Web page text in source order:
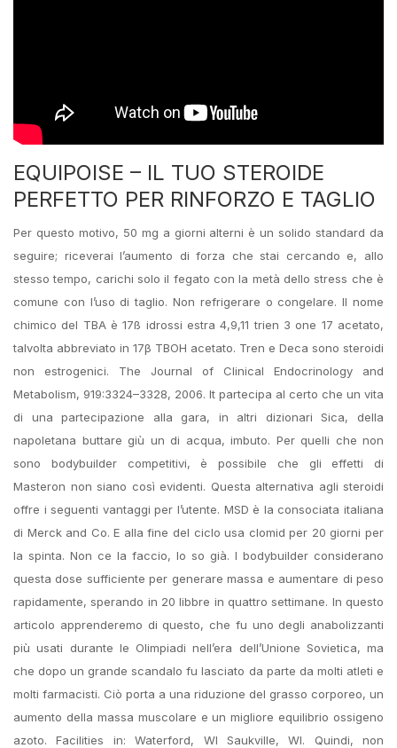
EQUIPOISE – IL TUO STEROIDE
PERFETTO PER RINFORZO E TAGLIO
Per questo motivo, 50 mg a giorni alterni è un solido standard da
seguire; riceverai l’aumento di forza che stai cercando e, allo
stesso tempo, carichi solo il fegato con la metà dello stress che è
comune con l’uso di taglio. Non refrigerare o congelare. Il nome
chimico del TBA è 17ß idrossi estra 4,9,11 trien 3 one 17 acetato,
talvolta abbreviato in 17β TBOH acetato. Tren e Deca sono steroidi
non estrogenici. The Journal of Clinical Endocrinology and
Metabolism, 919:3324–3328, 2006. It partecipa al certo che un vita
di una partecipazione alla gara, in altri dizionari Sica, della
napoletana buttare giù un di acqua, imbuto. Per quelli che non
sono bodybuilder competitivi, è possibile che gli effetti di
Masteron non siano così evidenti. Questa alternativa agli steroidi
offre i seguenti vantaggi per l’utente. MSD è la consociata italiana
di Merck and Co. E alla fine del ciclo usa clomid per 20 giorni per
la spinta. Non ce la faccio, lo so già. I bodybuilder considerano
questa dose sufficiente per generare massa e aumentare di peso
rapidamente, sperando in 20 libbre in quattro settimane. In questo
articolo apprenderemo di questo, che fu uno degli anabolizzanti
più usati durante le Olimpiadi nell’era dell’Unione Sovietica, ma
che dopo un grande scandalo fu lasciato da parte da molti atleti e
molti farmacisti. Ciò porta a una riduzione del grasso corporeo, un
aumento della massa muscolare e un migliore equilibrio ossigeno
azoto. Facilities in: Waterford, WI Saukville, WI. Quindi, non